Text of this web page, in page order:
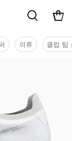
의류 클럽 팀